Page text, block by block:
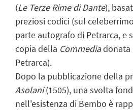
(Le Terze Rime di Dante),
preziosi codici (sul
parte autografo di Petrarca, e
copia della Commediadonata
Petrarca).
Dopo la pubblicazione della
Asolani(1505), una svolta
nell'esistenza di Bembo è